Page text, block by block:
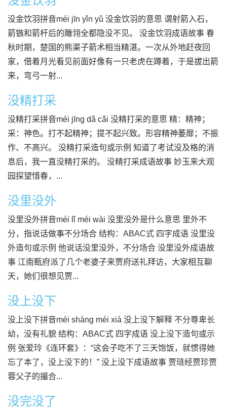
没金饮羽拼音méi jīn yǐn yǔ 没金饮羽的意思 谓射箭入石，
箭镞和箭杆后的雕翎全都隐没不见。 没金饮羽成语故事 春
秋时期，楚国的熊渠子箭术相当精湛。一次从外地赶夜回
家，借着月光看见前面好像有一只老虎在蹲着，于是拔出箭
来，弯弓一射...
没精打采
没精打采拼音méi jīng dǎ cǎi 没精打采的意思 精：精神；
采：神色。打不起精神；提不起兴致。形容精神萎靡；不振
作、不高兴。 没精打采造句或示例 知道了考试没及格的消
息后，我一直没精打采的。 没精打采成语故事 妙玉来大观
园探望惜春，...
没里没外
没里没外拼音méi lǐ méi wài 没里没外是什么意思 里外不
分，指说话做事不分场合 结构：ABAC式 四字成语 没里没
外造句或示例 他说话没里没外，不分场合 没里没外成语故
事 江南甄府派了几个老婆子来贾府送礼拜访，大家相互聊
天，她们很想见贾...
没上没下
没上没下拼音méi shàng méi xià 没上没下解释 不分尊卑长
幼，没有礼貌 结构：ABAC式 四字成语 没上没下造句或示
例 张爱玲《连环套》：“这会子吃不了三天饱饭，就惯得她
忘了本了，没上没下的！” 没上没下成语故事 贾琏经贾珍贾
蓉父子的撮合...
没完没了